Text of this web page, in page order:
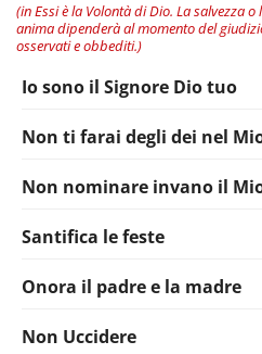
(in Essi è la Volontà di Dio. La salvezza
anima dipenderà al momento del
osservati e obbediti.)
Io sono il Signore Dio tuo
Non ti farai degli dei nel
Non nominare invano il
Santifica le feste
Onora il padre e la madre
Non Uccidere